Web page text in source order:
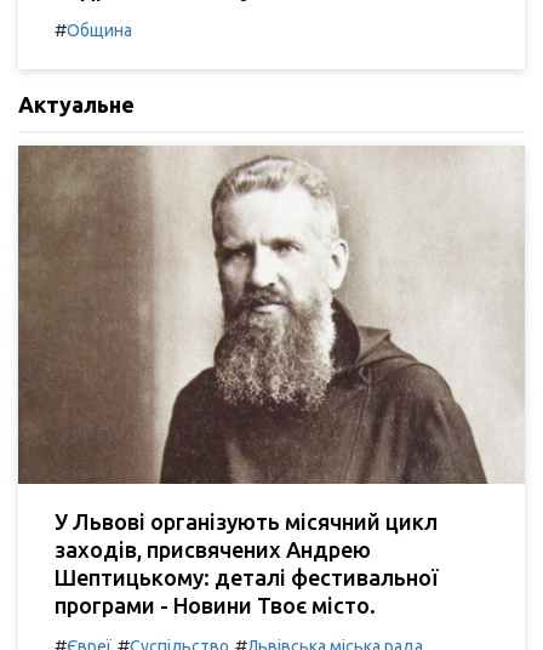
#Община
Актуальне
У Львові організують місячний цикл
заходів, присвячених Андрею
Шептицькому: деталі фестивальної
програми - Новини Твоє місто.
Євреї Суспільство Львівська міська рада